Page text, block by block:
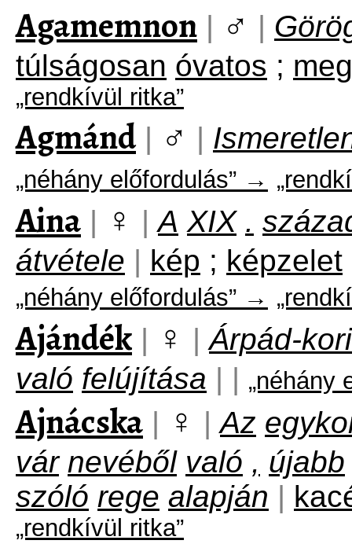
Agamemnon | ♂ |
túlságosan óvatos ;
„rendkívül ritka”
Agmánd | ♂ |
„néhány előfordulás” →
Aina | ♀ | A XIX .
átvétele | kép ; képzelet
„néhány előfordulás” →
Ajándék | ♀ | Árpád-kori
való felújítása | | „néhány
Ajnácska | ♀ | Az
vár nevéből való , újabb
szóló rege alapján |
„rendkívül ritka”